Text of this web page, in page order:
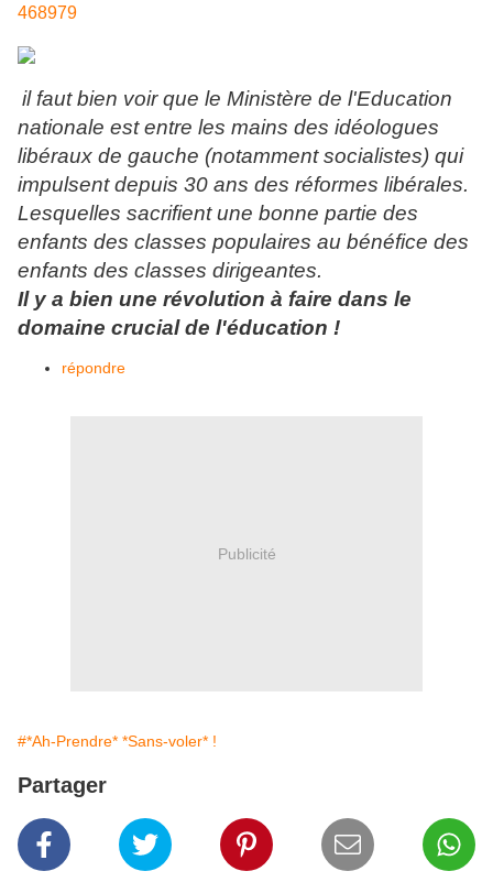
468979
il faut bien voir que le Ministère de l'Education
nationale est entre les mains des idéologues
libéraux de gauche (notamment socialistes) qui
impulsent depuis 30 ans des réformes libérales.
Lesquelles sacrifient une bonne partie des
enfants des classes populaires au bénéfice des
enfants des classes dirigeantes.
Il y a bien une révolution à faire dans le
domaine crucial de l'éducation !
répondre
Publicité
#*Ah-Prendre* *Sans-voler* !
Partager